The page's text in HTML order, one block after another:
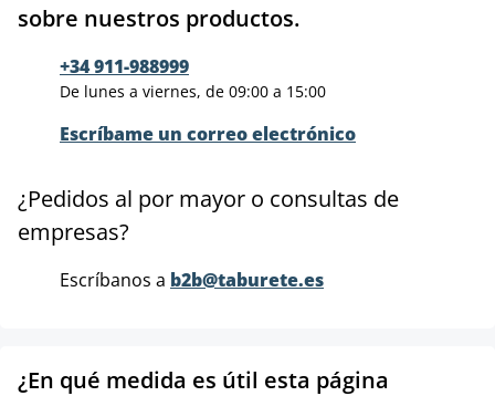
sobre nuestros productos.
+34 911-988999
De lunes a viernes, de 09:00 a 15:00
Escríbame un correo electrónico
¿Pedidos al por mayor o consultas de
empresas?
Escríbanos a b2b@taburete.es
¿En qué medida es útil esta página